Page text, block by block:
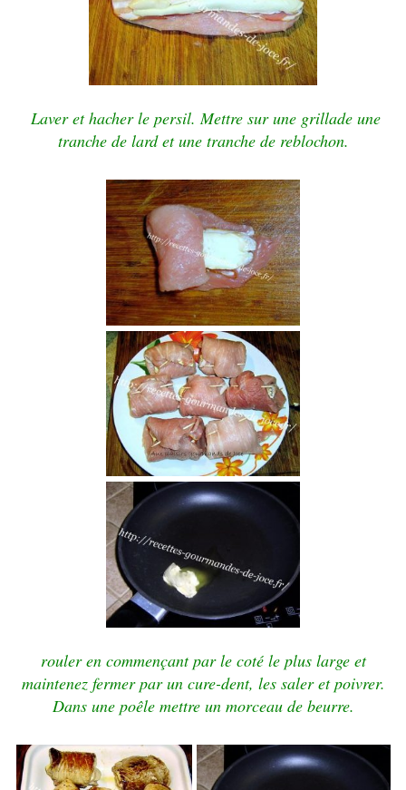
Laver et hacher le persil.Mettre sur une grillade une
tranche de lard et une tranche de reblochon.
rouler en commençant par le coté le plus large et
maintenez fermer par un cure-dent, les saler et poivrer.
Dans une poêle mettre un morceau de beurre.